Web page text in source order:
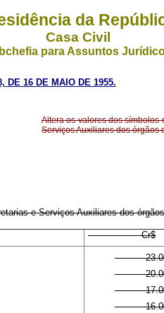
da
Casa Civil
para Assuntos
DE 16 DE MAIO DE 1955.
Altera os valores dos símbolos
Serviços Auxiliares dos órgãos
e Serviços Auxiliares dos
Cr$